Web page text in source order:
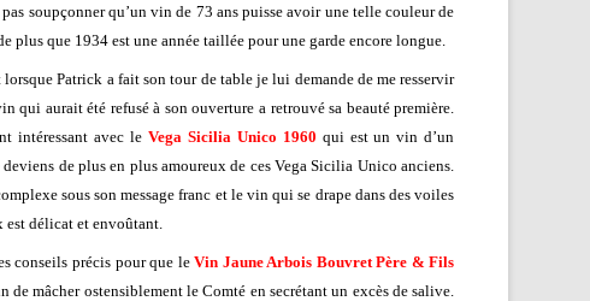
soupçonner qu’un vin de 73 ans puisse avoir une telle couleur de
que 1934 est une année taillée pour une garde encore longue.
Patrick a fait son tour de table je lui demande de me resservir
qui aurait été refusé à son ouverture a retrouvé sa beauté première.
intéressant avec le Vega Sicilia Unico 1960 qui est un vin d’un
de plus en plus amoureux de ces Vega Sicilia Unico anciens.
sous son message franc et le vin qui se drape dans des voiles
est délicat et envoûtant.
conseils précis pour que leVin Jaune Arbois Bouvret Père & Fils
mâcher ostensiblement le Comté en secrétant un excès de salive.